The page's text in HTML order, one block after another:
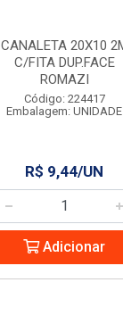
CANALETA 20X10
C/FITA DUP.FACE
ROMAZI
Código: 224417
Embalagem: UNIDADE
R$ 9,44/UN
Adicionar